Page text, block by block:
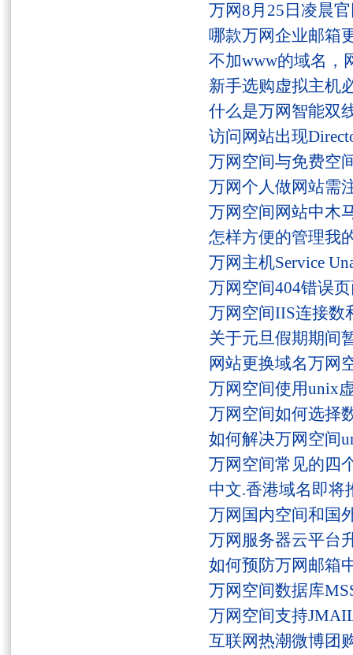
万网8月25日凌晨
哪款万网企业邮箱
不加www的域名，
新手选购虚拟主机
什么是万网智能双
访问网站出现
万网空间与免费空
万网个人做网站需
万网空间网站中木
怎样方便的管理我
万网主机Service
万网空间404错误
万网空间IIS连接数
关于元旦假期期间
网站更换域名万网
万网空间使用unix
万网空间如何选择
如何解决万网空间
万网空间常见的四
中文.香港域名即将
万网国内空间和国
万网服务器云平台
如何预防万网邮箱
万网空间数据库
万网空间支持
互联网热潮微博团